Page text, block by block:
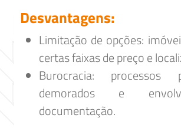
Desvantagens:
Limitação de opções:
certas faixas de preço e
Burocracia: processos
demorados e
documentação.